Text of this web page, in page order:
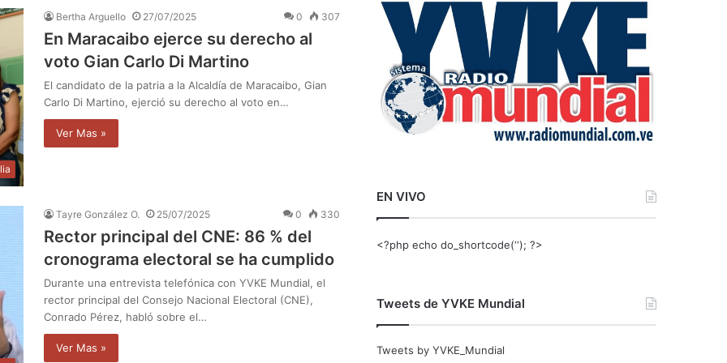
Bertha Arguello 27/07/2025 0 307
En Maracaibo ejerce su derecho al
voto Gian Carlo Di Martino
El candidato de la patria a la Alcaldía de Maracaibo, Gian
Carlo Di Martino, ejerció su derecho al voto en…
Ver Mas »
Tayre González O. 25/07/2025 0 330
Rector principal del CNE: 86 % del
cronograma electoral se ha cumplido
Durante una entrevista telefónica con YVKE Mundial, el
rector principal del Consejo Nacional Electoral (CNE),
Conrado Pérez, habló sobre el…
Ver Mas »
r
EN VIVO
<?php echo do_shortcode(‘‘); ?>
Tweets de YVKE Mundial
Tweets by YVKE_Mundial